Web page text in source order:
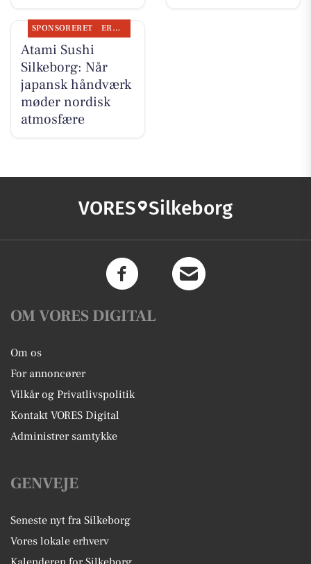
SPONSORERET ERHVERV
Atami Sushi
Silkeborg: Når
japansk håndværk
møder nordisk
atmosfære
VORES Silkeborg
OM VORES DIGITAL
Om os
For annoncører
Vilkår og Privatlivspolitik
Kontakt VORES Digital
Administrer samtykke
GENVEJE
Seneste nyt fra Silkeborg
Vores lokale erhverv